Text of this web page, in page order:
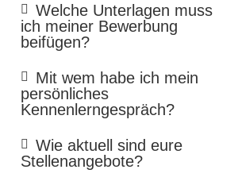
Welche Unterlagen muss
ich meiner Bewerbung
beifügen?
Mit wem habe ich mein
persönliches
Kennenlerngespräch?
Wie aktuell sind eure
Stellenangebote?
Mit dem